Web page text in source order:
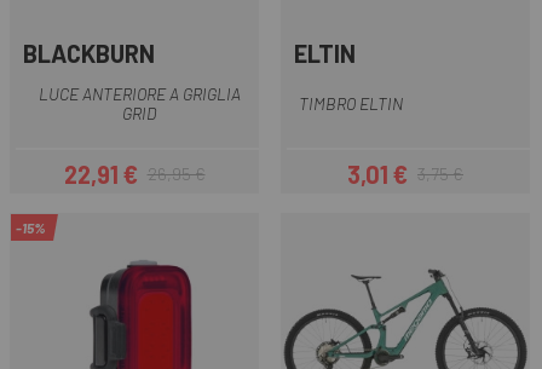
BLACKBURN
LUCE ANTERIORE A GRIGLIA
GRID
Prezzo
22,91 €Prezzo base
26,95 €
ELTIN
TIMBRO ELTIN
Prezzo
3,01 €Prezzo base
3,75 €
-15%